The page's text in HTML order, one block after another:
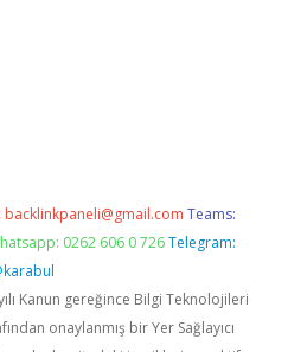
backlinkpaneli@gmail.com Teams:
0262 606 0 726 Telegram:
Kanun gereğince Bilgi Teknolojileri
onaylanmış bir Yer Sağlayıcı